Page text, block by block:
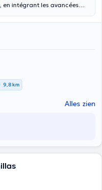
intégrant les avancées
9,8 km
Alles zien